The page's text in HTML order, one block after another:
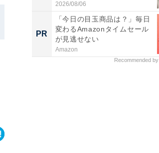
2026/08/06
PR
「今日の目玉商品は？」毎日
変わるAmazonタイムセール
が見逃せない
Amazon
Recommended by